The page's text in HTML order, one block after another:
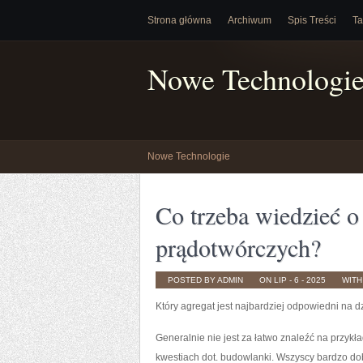
Strona główna Archiwum Spis Treści
Nowe
Nowe Technologie
Co trzeba wiedzieć
prądotwórczych?
POSTED BY ADMIN ON LIP - 6 - 2025 WITH
Który agregat jest najbardziej odpowiedni na
Generalnie nie jest za łatwo znaleźć na
kwestiach dot. budowlanki. Wszyscy bardzo